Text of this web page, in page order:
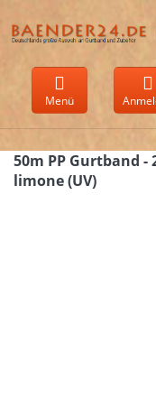
Menü
50m PP Gurtband
limone (UV)